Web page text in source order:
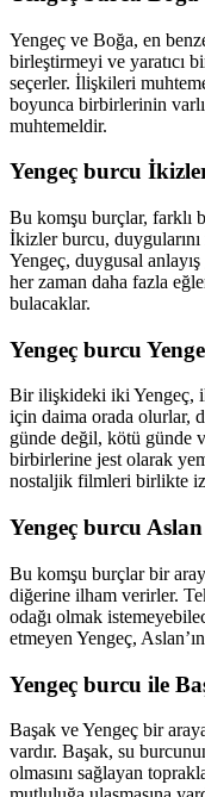
Yengeç ve Boğa, en
birleştirmeyi ve yaratıcı
seçerler. İlişkileri
boyunca birbirlerinin
muhtemeldir.
Yengeç burcu
Bu komşu burçlar, farklı
İkizler burcu,
Yengeç, duygusal
her zaman daha fazla
bulacaklar.
Yengeç burcu
Bir ilişkideki iki Yengeç,
için daima orada olurlar,
günde değil, kötü günde
birbirlerine jest olarak
nostaljik filmleri birlikte
Yengeç burcu
Bu komşu burçlar bir
diğerine ilham verirler.
odağı olmak
etmeyen Yengeç,
Yengeç burcu ile
Başak ve Yengeç bir
vardır. Başak, su
olmasını sağlayan